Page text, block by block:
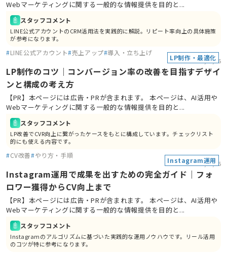
Webマーケティングに関する一般的な情報提供を目的と...
スタッフコメント
LINE公式アカウントのCRM活用法を実践的に解説。リピート率向上の具体施策
が参考になります。
#LINE公式アカウント#売上アップ#導入・立ち上げ
2026/03/16
LP制作・最適化
LP制作のコツ｜コンバージョン率の改善を目指すデザイ
ンと構成の考え方
【PR】本ページには広告・PRが含まれます。 本ページは、AI活用や
Webマーケティングに関する一般的な情報提供を目的と...
スタッフコメント
LP改善でCVR向上に繋がったケースをもとに構成しています。チェックリスト
的にも使える内容です。
#CV改善#やり方・手順
2026/03/16
Instagram運用
Instagram運用で成果を出すための完全ガイド｜フォ
ロワー獲得からCV向上まで
【PR】本ページには広告・PRが含まれます。 本ページは、AI活用や
Webマーケティングに関する一般的な情報提供を目的と...
スタッフコメント
Instagramのアルゴリズムに基づいた実践的な運用ノウハウです。リール活用
のコツが特に参考になります。